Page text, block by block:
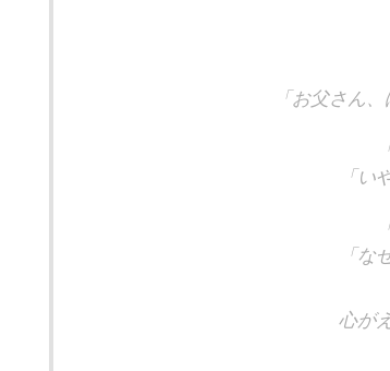
「お父さん
「い
「な
心が